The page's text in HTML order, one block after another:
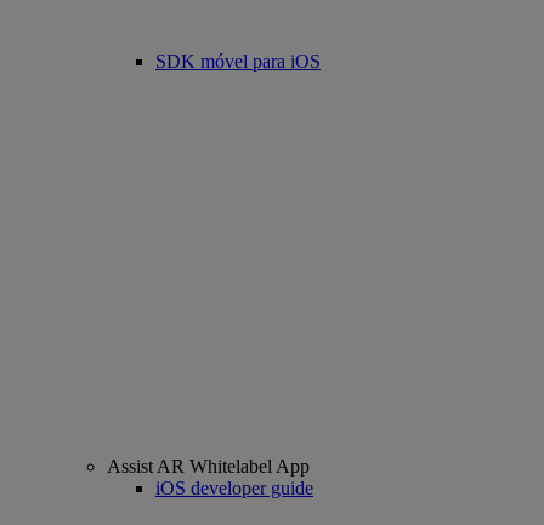
SDK móvel para iOS
Assist AR Whitelabel App
iOS developer guide